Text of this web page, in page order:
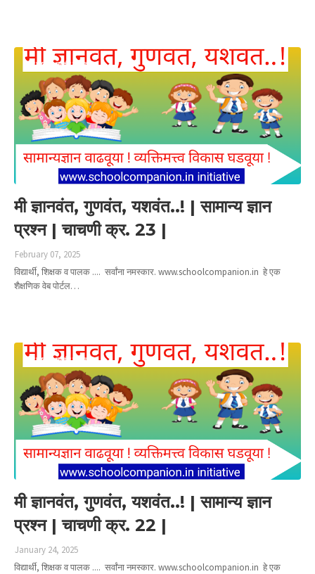
मी ज्ञानवंत गुणवंत यशवंत
मी ज्ञानवंत, गुणवंत, यशवंत..! | सामान्य ज्ञान
प्रश्न | चाचणी क्र. 23 |
February 07, 2025
विद्यार्थी, शिक्षक व पालक .... सर्वांना नमस्कार. www.schoolcompanion.in हे एक
शैक्षणिक वेब पोर्टल…
मी ज्ञानवंत गुणवंत यशवंत
मी ज्ञानवंत, गुणवंत, यशवंत..! | सामान्य ज्ञान
प्रश्न | चाचणी क्र. 22 |
January 24, 2025
विद्यार्थी, शिक्षक व पालक .... सर्वांना नमस्कार. www.schoolcompanion.in हे एक